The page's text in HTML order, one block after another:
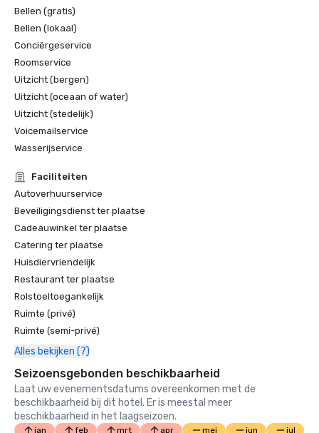
Bellen (gratis)
Bellen (lokaal)
Conciërgeservice
Roomservice
Uitzicht (bergen)
Uitzicht (oceaan of water)
Uitzicht (stedelijk)
Voicemailservice
Wasserijservice
Faciliteiten
Autoverhuurservice
Beveiligingsdienst ter plaatse
Cadeauwinkel ter plaatse
Catering ter plaatse
Huisdiervriendelijk
Restaurant ter plaatse
Rolstoeltoegankelijk
Ruimte (privé)
Ruimte (semi-privé)
Alles bekijken (7)
Seizoensgebonden beschikbaarheid
Laat uw evenementsdatums overeenkomen met de
beschikbaarheid bij dit hotel. Er is meestal meer
beschikbaarheid in het laagseizoen.
jan feb mrt apr mei jun
jul